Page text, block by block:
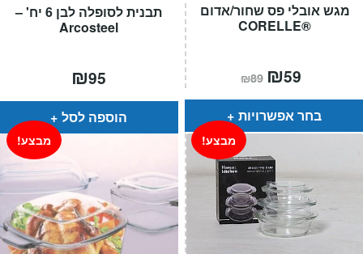
תבנית לסופלה לבן 6 יח' –
Arcosteel
₪95
הוספה לסל
מגש אובלי פס שחור/אדום
®CORELLE
₪89 המחיר
המקורי
היה:
₪89.
₪59
הוא:
בחר אפשרויות
מבצע! מבצע!